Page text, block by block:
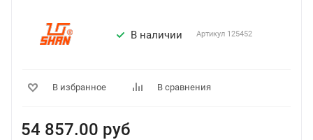
В наличии Артикул 125452
В избранное В сравнения
54 857.00 руб